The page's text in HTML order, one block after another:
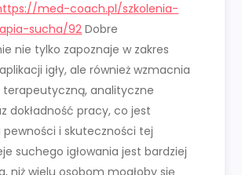
med-coach.pl/szkolenia-
sucha/92 Dobre
nie tylko zapoznaje w zakres
igły, ale również wzmacnia
terapeutyczną, analityczne
dokładność pracy, co jest
pewności i skuteczności tej
suchego igłowania jest bardziej